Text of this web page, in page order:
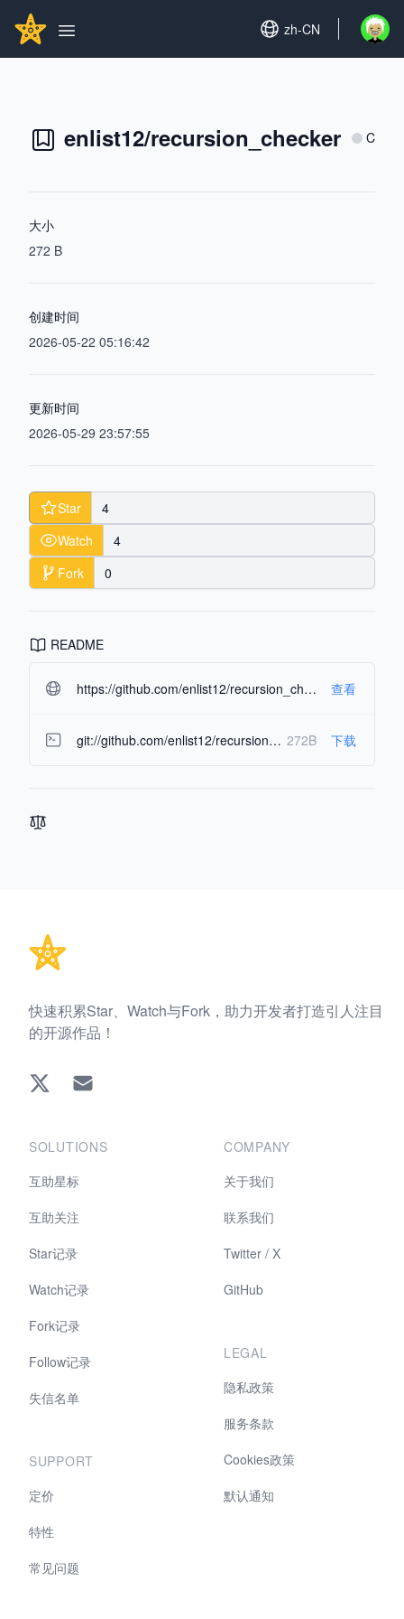
GITHUBSTAR
Open main menu
Set language
zh-CN Open
enlist12/recursion_checker C
大小
272 B
创建时间
2026-05-22 05:16:42
更新时间
2026-05-29 23:57:55
Star
4
Watch
4
Fork
0
README
https://github.com/enlist12/recursion_checker.git#readme-ov-file 查看
git://github.com/enlist12/recursion_checker.git 272B 下载
快速积累Star、Watch与Fork，助力开发者打造引人注目
的开源作品！
Twitter EMAIL
SOLUTIONS
互助星标
互助关注
Star记录
Watch记录
Fork记录
Follow记录
失信名单
SUPPORT
定价
特性
常见问题
COMPANY
关于我们
联系我们
Twitter / X
GitHub
LEGAL
隐私政策
服务条款
Cookies政策
默认通知